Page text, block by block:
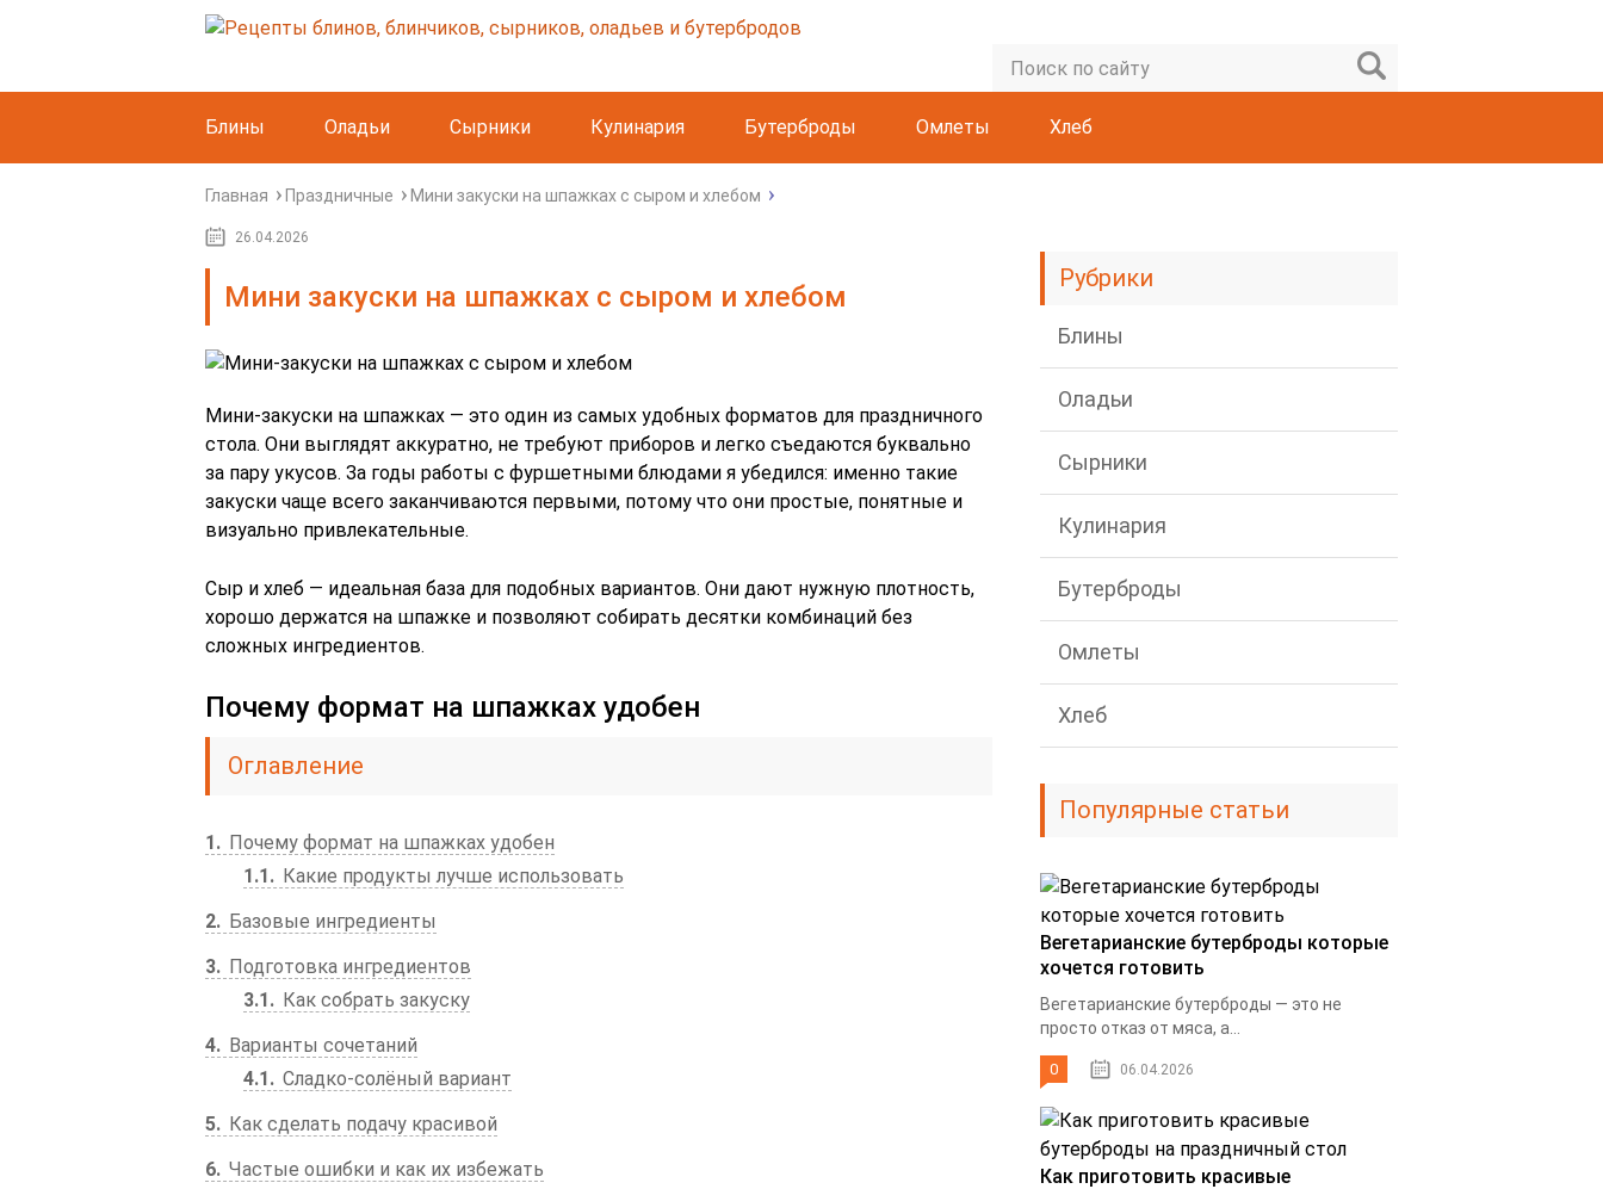
Блины Оладьи Сырники Кулинария Бутерброды Омлеты Хлеб
Главная Праздничные Мини закуски на шпажках с сыром и хлебом
26.04.2026
Мини закуски на шпажках с сыром и хлебом
Мини-закуски на шпажках — это один из самых удобных форматов для праздничного
стола. Они выглядят аккуратно, не требуют приборов и легко съедаются буквально
за пару укусов. За годы работы с фуршетными блюдами я убедился: именно такие
закуски чаще всего заканчиваются первыми, потому что они простые, понятные и
визуально привлекательные.
Сыр и хлеб — идеальная база для подобных вариантов. Они дают нужную плотность,
хорошо держатся на шпажке и позволяют собирать десятки комбинаций без
сложных ингредиентов.
Почему формат на шпажках удобен
Оглавление
1
Почему формат на шпажках удобен
1.1
Какие продукты лучше использовать
2
Базовые ингредиенты
3
Подготовка ингредиентов
3.1
Как собрать закуску
4
Варианты сочетаний
4.1
Сладко-солёный вариант
5
Как сделать подачу красивой
6 Частые ошибки и как их избежать
Рубрики
Блины
Оладьи
Сырники
Кулинария
Бутерброды
Омлеты
Хлеб
Популярные статьи
Вегетарианские бутерброды которые
хочется готовить
Вегетарианские бутерброды — это не
просто отказ от мяса, а...
0 06.04.2026
Как приготовить красивые